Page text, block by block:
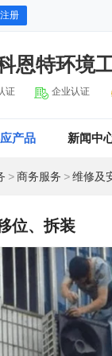
册
恩特环境
证 企业认证
产品 新闻中
>商务服务 >维修及
位、拆装